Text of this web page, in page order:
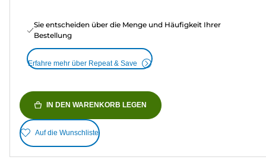
Sie entscheiden über die Menge und Häufigkeit Ihrer
Bestellung
Erfahre mehr über Repeat & Save
IN DEN WARENKORB LEGEN
Auf die Wunschliste